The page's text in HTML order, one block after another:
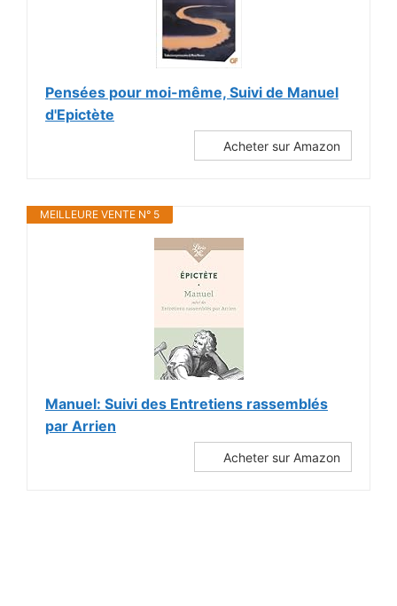
Pensées pour moi-même, Suivi de Manuel
d'Epictète
Acheter sur Amazon
MEILLEURE VENTE N° 5
Manuel: Suivi des Entretiens rassemblés
par Arrien
Acheter sur Amazon